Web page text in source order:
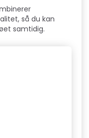
så du kan
samtidig.